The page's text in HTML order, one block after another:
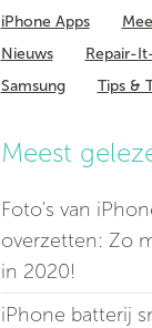
iPhone Apps
Nieuws
Repair-
Samsung
Tips &
Meest
Foto's van
overzetten: Zo
in 2020!
iPhone batterij